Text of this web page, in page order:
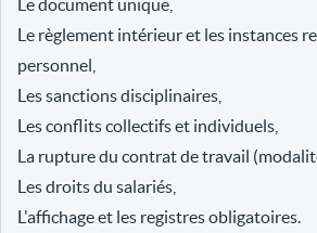
Le document unique,
Le règlement intérieur et les instances
personnel,
Les sanctions disciplinaires,
Les conflits collectifs et individuels,
La rupture du contrat de travail
Les droits du salariés,
L'affichage et les registres obligatoires.